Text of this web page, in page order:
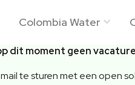
Colombia Water
dit moment geen
te sturen met een open